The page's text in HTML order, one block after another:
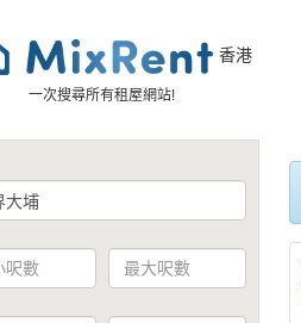
香港
一次搜尋所有租屋網站!